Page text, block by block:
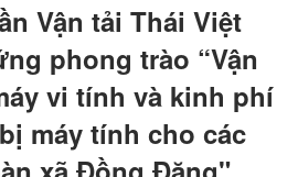
Vận tải Thái Việt
phong trào “Vận
vi tính và kinh phí
máy tính cho các